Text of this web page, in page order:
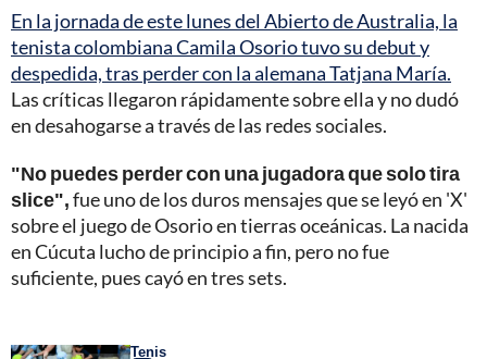
En la jornada de este lunes del Abierto de Australia, la
tenista colombiana Camila Osorio tuvo su debut y
despedida, tras perder con la alemana Tatjana María.
Las críticas llegaron rápidamente sobre ella y no dudó
en desahogarse a través de las redes sociales.
"No puedes perder con una jugadora que solo tira
slice",fue uno de los duros mensajes que se leyó en 'X'
sobre el juego de Osorio en tierras oceánicas. La nacida
en Cúcuta lucho de principio a fin, pero no fue
suficiente, pues cayó en tres sets.
Tenis